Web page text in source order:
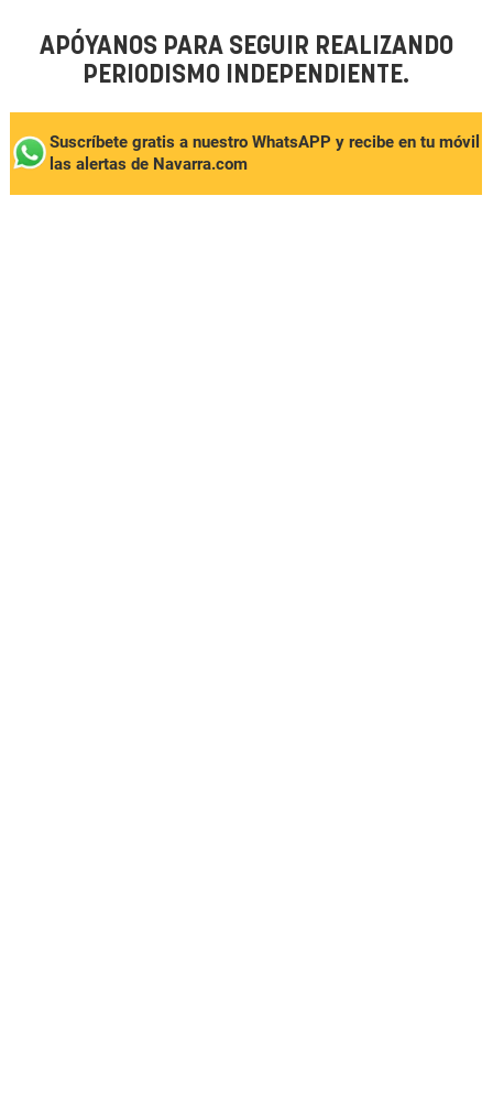
APÓYANOS PARA SEGUIR REALIZANDO
PERIODISMO INDEPENDIENTE.
Suscríbete gratis a nuestro WhatsAPP y recibe en tu móvil
las alertas de Navarra.com